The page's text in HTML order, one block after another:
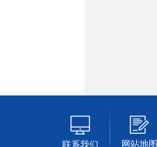
联系我们 网站地图